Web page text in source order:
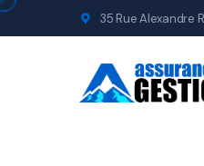
35 Rue Alexandre